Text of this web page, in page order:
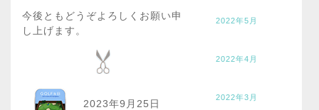
今後ともどうぞよろしくお願い申
し上げます。
2023年9月25日
2022年5月
2022年4月
2022年3月